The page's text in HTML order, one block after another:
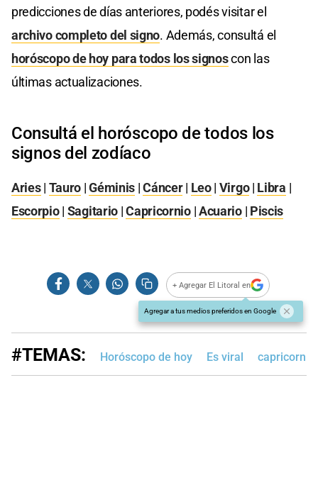
predicciones de días anteriores, podés visitar el
archivo completo del signo. Además, consultá el
horóscopo de hoy para todos los signoscon las
últimas actualizaciones.
Consultá el horóscopo de todos los
signos del zodíaco
Aries| Tauro |Géminis |Cáncer| Leo| Virgo| Libra |
Escorpio| Sagitario |Capricornio|Acuario| Piscis
+ Agregar El Litoral en
Agregar a tus medios preferidos en Google
#TEMAS: Horóscopo de hoy Es viral capricornio